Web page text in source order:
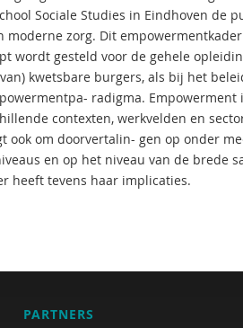
Sociale Studies in Eindhoven de
moderne zorg. Dit
wordt gesteld voor de gehele
kwetsbare burgers, als bij het
radigma.
contexten, werkvelden en
ook om doorvertalin- gen op onder
en op het niveau van de brede
heeft tevens haar implicaties.
PARTNERS